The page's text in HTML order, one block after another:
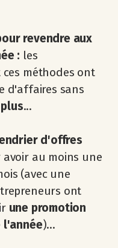
revendre aux
: les
méthodes ont
d'affaires sans
...
d'offres
avoir au moins une
(avec une
ont
une promotion
l'année)...